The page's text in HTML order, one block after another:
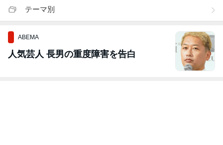
テーマ別
ABEMA
人気芸人 長男の重度障害を告白